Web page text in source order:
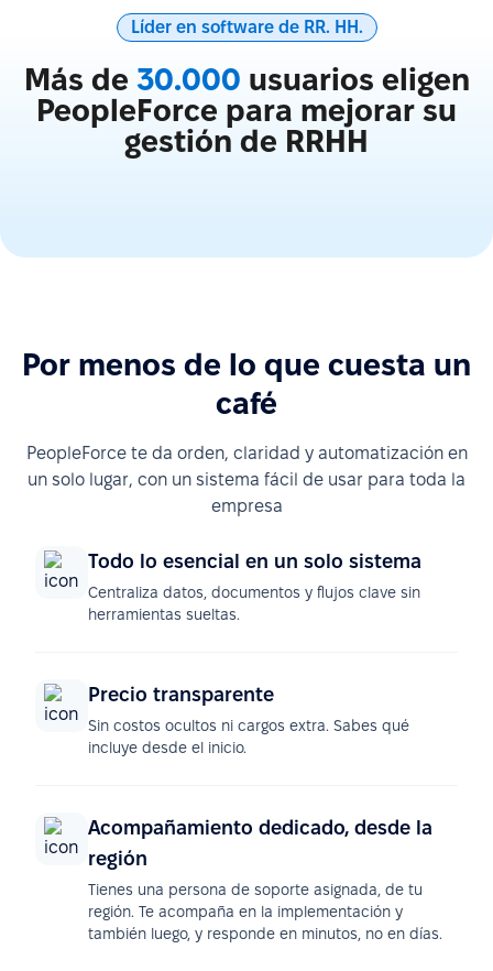
Líder en software de RR. HH.
Más de 30.000 usuarios eligen
PeopleForce para mejorar su
gestión de RRHH
Por menos de lo que cuesta un
café
PeopleForce te da orden, claridad y automatización en
un solo lugar, con un sistema fácil de usar para toda la
empresa
Todo lo esencial en un solo sistema
Centraliza datos, documentos y flujos clave sin
herramientas sueltas.
Precio transparente
Sin costos ocultos ni cargos extra. Sabes qué
incluye desde el inicio.
Acompañamiento dedicado, desde la
región
Tienes una persona de soporte asignada, de tu
región. Te acompaña en la implementación y
también luego, y responde en minutos, no en días.